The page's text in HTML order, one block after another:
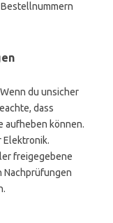
du unsicher
dass
aufheben können.
Elektronik.
freigegebene
Nachprüfungen